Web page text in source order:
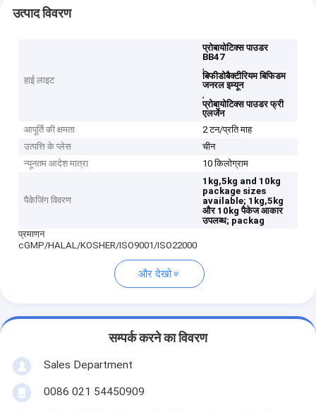
उत्पाद विवरण
हाई लाइट
प्रोबायोटिक्स पाउडर
BB47
,
बिफीडोबैक्टीरियम बिफिडम
जनरल इम्यून
,
प्रोबायोटिक्स पाउडर फ्री
एलर्जेन
आपूर्ति की क्षमता
2 टन/प्रति माह
उत्पत्ति के प्लेस
चीन
न्यूनतम आदेश मात्रा
10 किलोग्राम
पैकेजिंग विवरण
1kg,5kg and 10kg
package sizes
available; 1kg,5kg
और 10kg पैकेज आकार
उपलब्ध; packag
प्रमाणन
cGMP/HALAL/KOSHER/ISO9001/ISO22000
और देखो
सम्पर्क करने का विवरण
Sales Department
0086 021 54450909